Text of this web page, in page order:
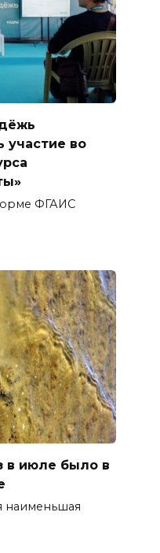
участие во
ФГАИС
в июле было в
наименьшая